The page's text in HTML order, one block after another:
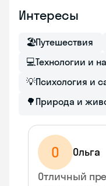
Интересы
🏖Путешествия
💻Технологии и
💡Психология и
🌳 Природа и
О Ольга
Отличный